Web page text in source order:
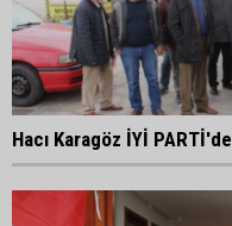
Hacı Karagöz İYİ PARTİ'de